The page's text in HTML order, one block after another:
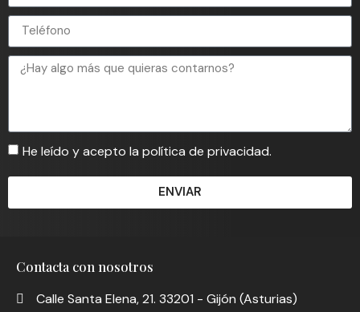
He leído y acepto la política de privacidad.
ENVIAR
Contacta con nosotros
Calle Santa Elena, 21. 33201 - Gijón (Asturias)